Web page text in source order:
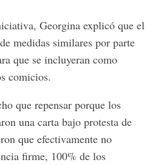
Georgina explicó que el
medidas similares por parte
que se incluyeran como
comicios.
que repensar porque los
una carta bajo protesta de
que efectivamente no
firme, 100% de los